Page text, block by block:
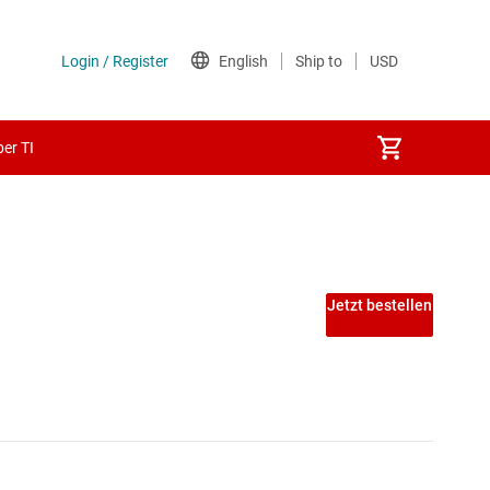
TI
Jetzt bestellen